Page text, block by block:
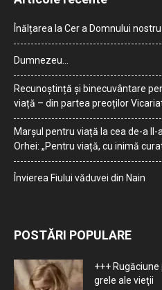
Înălțarea la Cer a Domnului
Dumnezeu…
Recunoștință și binecuvântare
viață – din partea preoților
Marșul pentru viață la cea de-a II-
Orhei: „Pentru viață, cu inimă
Învierea Fiului văduvei din Nain
POSTĂRI POPULARE
+++
grele ale vieţii